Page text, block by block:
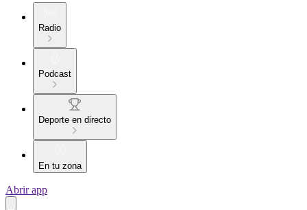
Radio
Podcast
Deporte en directo
En tu zona
Abrir app